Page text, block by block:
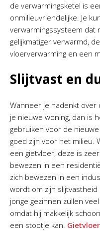
de verwarmingsketel is
onmilieuvriendelijke. Je
verwarmingssysteem dat
gelijkmatiger verwarmd,
vloerverwarming en een
Slijtvast en
Wanneer je nadenkt over
je nieuwe woning, dan is
gebruiken voor de
goed zijn voor het milieu.
een gietvloer, deze is
bewezen in een
zich bewezen in een
wordt om zijn
jonge gezinnen zullen
omdat hij makkelijk
een stootje kan.